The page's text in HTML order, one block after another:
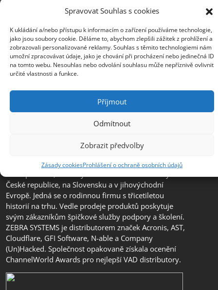
Spravovat Souhlas s cookies
K ukládání a/nebo přístupu k informacím o zařízení používáme technologie,
jako jsou soubory cookie. Děláme to, abychom zlepšili zážitek z prohlížení a
zobrazovali personalizované reklamy. Souhlas s těmito technologiemi nám
umožní zpracovávat údaje, jako je chování při procházení nebo jedinečná ID
na tomto webu. Nesouhlas nebo odvolání souhlasu může nepříznivě ovlivnit
určité vlastnosti a funkce.
Příjmout
Odmítnout
Zobrazit předvolby
Zásady cookiesProhlášení o ochraně osobních údajů
erik.leo@zebra.cz
Pobočka Adriatic
+385 99 3241 770 (HR) +381 61 6231 777
(SRB)
nebojsa.stankic@zebra.cz
Společnost ZEBRA SYSTEMS, s.r.o. je předním
distributorem s přidanou hodnotou (VAD) v segmentu
České republice, na Slovensku a v jihovýchodní
Evropě. Jedná se o rodinnou firmu s třicetiletou
historií na trhu. Vedle prodeje produktů poskytuje
svým zákazníkům špičkové služby podpory a školení.
ZEBRA SYSTEMS je distributorem značek Acronis, AST,
Cloudflare, GFI Software, N-able a Company
(Un)Hacked. Společnost opakovaně získala ocenění
ChannelWorld Awards pro nejlepší VAD distributory.